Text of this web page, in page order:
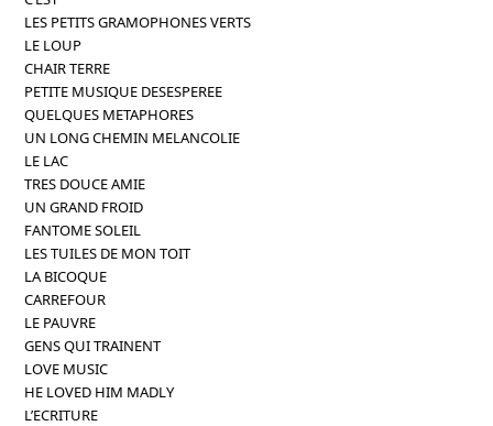
LES PETITS GRAMOPHONES VERTS
LE LOUP
CHAIR TERRE
PETITE MUSIQUE DESESPEREE
QUELQUES METAPHORES
UN LONG CHEMIN MELANCOLIE
LE LAC
TRES DOUCE AMIE
UN GRAND FROID
FANTOME SOLEIL
LES TUILES DE MON TOIT
LA BICOQUE
CARREFOUR
LE PAUVRE
GENS QUI TRAINENT
LOVE MUSIC
HE LOVED HIM MADLY
L’ECRITURE